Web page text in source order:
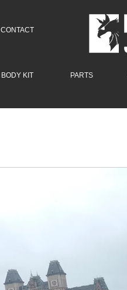
CONTACT
BODY KIT PARTS